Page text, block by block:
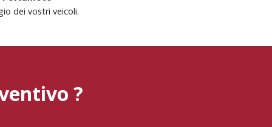
dei vostri veicoli.
?